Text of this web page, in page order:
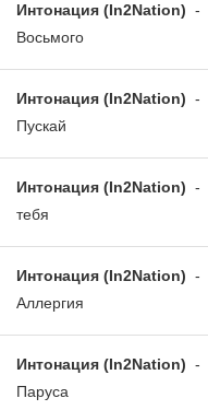
Интонация (In2Nation) -
Восьмого
Интонация (In2Nation) -
Пускай
Интонация (In2Nation) -
тебя
Интонация (In2Nation) -
Аллергия
Интонация (In2Nation) -
Паруса